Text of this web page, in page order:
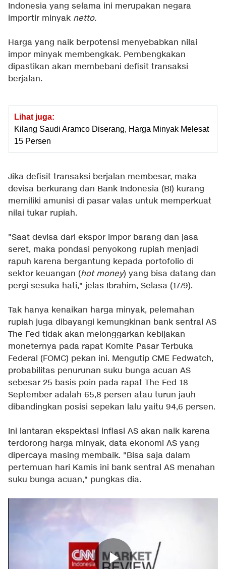
Indonesia yang selama ini merupakan negara
importir minyak netto.
Harga yang naik berpotensi menyebabkan nilai
impor minyak membengkak. Pembengkakan
dipastikan akan membebani defisit transaksi
berjalan.
Lihat juga:
Kilang Saudi Aramco Diserang, Harga Minyak Melesat
15 Persen
Jika defisit transaksi berjalan membesar, maka
devisa berkurang dan Bank Indonesia (BI) kurang
memiliki amunisi di pasar valas untuk memperkuat
nilai tukar rupiah.
"Saat devisa dari ekspor impor barang dan jasa
seret, maka pondasi penyokong rupiah menjadi
rapuh karena bergantung kepada portofolio di
sektor keuangan (hot money) yang bisa datang dan
pergi sesuka hati," jelas Ibrahim, Selasa (17/9).
Tak hanya kenaikan harga minyak, pelemahan
rupiah juga dibayangi kemungkinan bank sentral AS
The Fed tidak akan melonggarkan kebijakan
moneternya pada rapat Komite Pasar Terbuka
Federal (FOMC) pekan ini. Mengutip CME Fedwatch,
probabilitas penurunan suku bunga acuan AS
sebesar 25 basis poin pada rapat The Fed 18
September adalah 65,8 persen atau turun jauh
dibandingkan posisi sepekan lalu yaitu 94,6 persen.
Ini lantaran ekspektasi inflasi AS akan naik karena
terdorong harga minyak, data ekonomi AS yang
dipercaya masing membaik. "Bisa saja dalam
pertemuan hari Kamis ini bank sentral AS menahan
suku bunga acuan," pungkas dia.